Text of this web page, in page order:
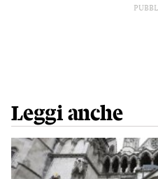
Leggi anche